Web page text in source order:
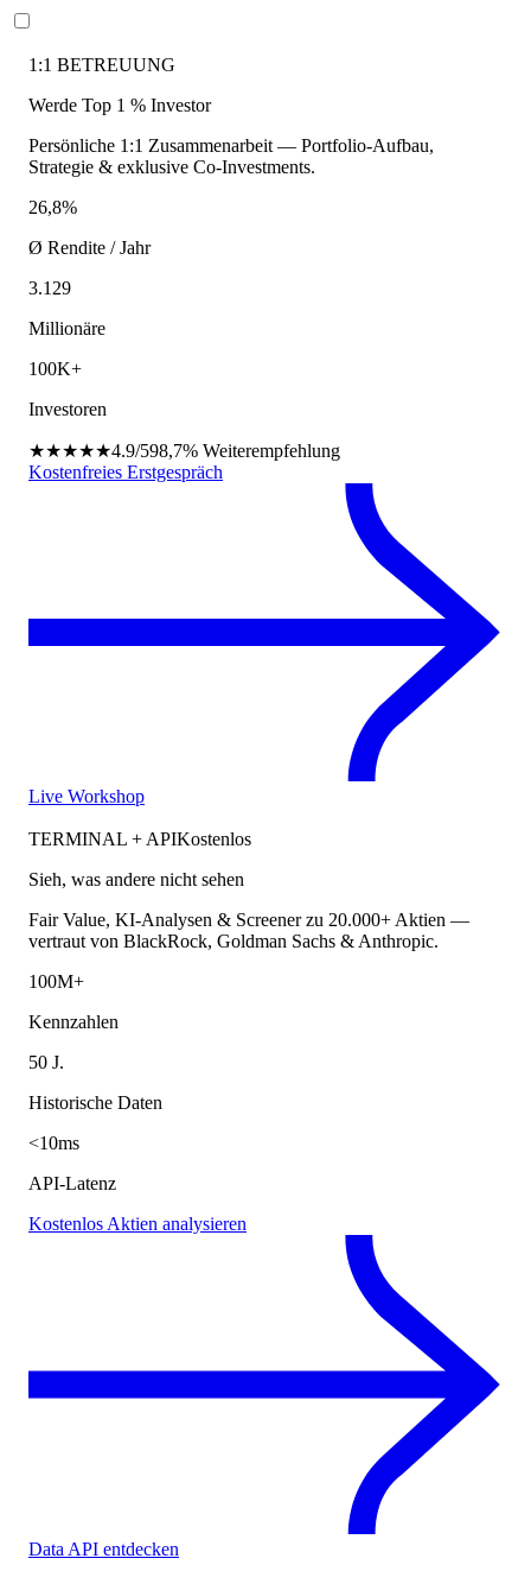
1:1 BETREUUNG
Werde Top 1 % Investor
Persönliche 1:1 Zusammenarbeit — Portfolio-Aufbau,
Strategie & exklusive Co-Investments.
26,8%
Ø Rendite / Jahr
3.129
Millionäre
100K+
Investoren
★★★★★4.9/598,7% Weiterempfehlung
Kostenfreies Erstgespräch
Live Workshop
TERMINAL + APIKostenlos
Sieh, was andere nicht sehen
Fair Value, KI-Analysen & Screener zu 20.000+ Aktien —
vertraut von BlackRock, Goldman Sachs & Anthropic.
100M+
Kennzahlen
50 J.
Historische Daten
<10ms
API-Latenz
Kostenlos Aktien analysieren
Data API entdecken